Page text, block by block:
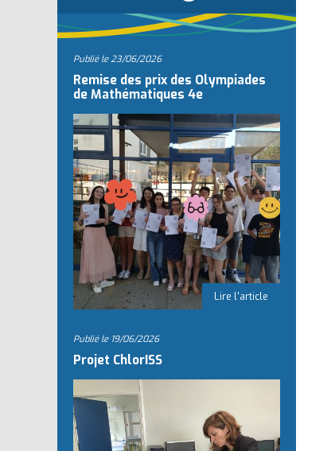
Publié le23/06/2026
Remise des prix des Olympiades
de Mathématiques 4e
Publié le 19/06/2026
Projet ChlorISS